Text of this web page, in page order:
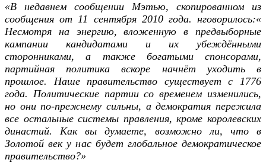
«В недавнем сообщении Мэтью, скопированном из
сообщения от 11 сентября 2010 года. нговорилось:«
Несмотря на энергию, вложенную в предвыборные
кампании кандидатами и их убеждёнными
сторонниками, а также богатыми спонсорами,
партийная политика вскоре начнёт уходить в
прошлое. Наше правительство существует с 1776
года. Политические партии со временем изменились,
но они по-прежнему сильны, а демократия пережила
все остальные системы правления, кроме королевских
династий. Как вы думаете, возможно ли, что в
Золотой век у нас будет глобальное демократическое
правительство?»